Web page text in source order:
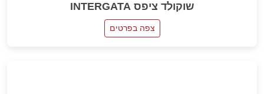
שוקולד ציפס INTERGATA
צפה בפרטים